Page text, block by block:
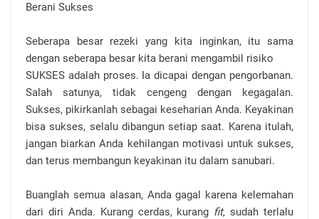
Berani Sukses
Seberapa besar rezeki yang kita inginkan, itu sama
dengan seberapa besar kita berani mengambil risiko
SUKSES adalah proses. Ia dicapai dengan pengorbanan.
Salah satunya, tidak cengeng dengan kegagalan.
Sukses, pikirkanlah sebagai keseharian Anda. Keyakinan
bisa sukses, selalu dibangun setiap saat. Karena itulah,
jangan biarkan Anda kehilangan motivasi untuk sukses,
dan terus membangun keyakinan itu dalam sanubari.
Buanglah semua alasan, Anda gagal karena kelemahan
dari diri Anda. Kurang cerdas, kurang fit, sudah terlalu